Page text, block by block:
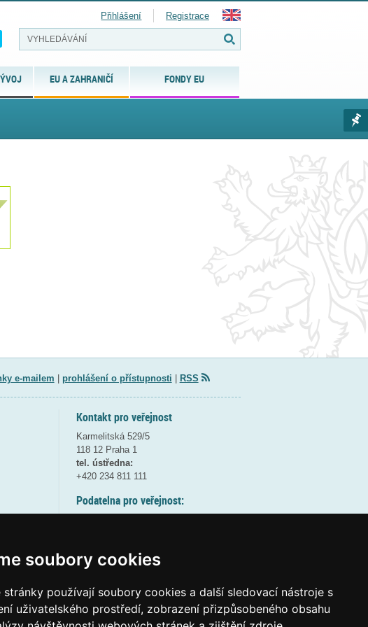
soubory cookies
používají soubory cookies a další sledovací nástroje s
uživatelského prostředí, zobrazení přizpůsobeného obsahu
EU A ZAHRANIČÍ FONDY EU
Přihlášení Registrace
e-mailem prohlášení o přístupnosti RSS
Kontakt pro veřejnost
Karmelitská 529/5
118 12 Praha 1
tel. ústředna:
+420 234 811 111
Podatelna pro veřejnost:
(více informací
Elektronická podatelna: